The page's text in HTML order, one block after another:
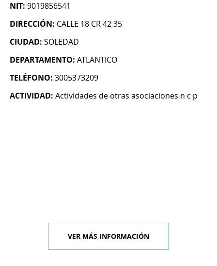
NIT: 9019856541
DIRECCIÓN: CALLE 18 CR 42 35
CIUDAD: SOLEDAD
DEPARTAMENTO: ATLANTICO
TELÉFONO: 3005373209
ACTIVIDAD: Actividades de otras asociaciones n c p
VER MÁS INFORMACIÓN